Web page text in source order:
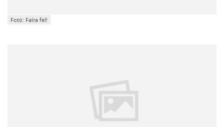
Fotó: Falra fel!